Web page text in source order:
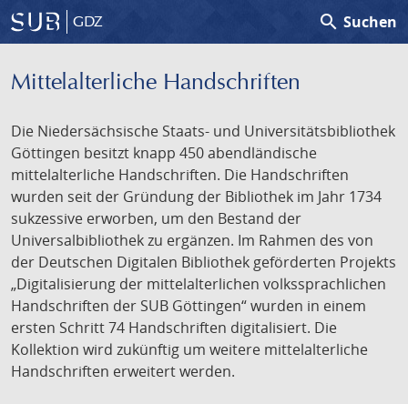
GDZ search Suchen
Mittelalterliche Handschriften
Die Niedersächsische Staats- und Universitätsbibliothek
Göttingen besitzt knapp 450 abendländische
mittelalterliche Handschriften. Die Handschriften
wurden seit der Gründung der Bibliothek im Jahr 1734
sukzessive erworben, um den Bestand der
Universalbibliothek zu ergänzen. Im Rahmen des von
der Deutschen Digitalen Bibliothek geförderten Projekts
„Digitalisierung der mittelalterlichen volkssprachlichen
Handschriften der SUB Göttingen“ wurden in einem
ersten Schritt 74 Handschriften digitalisiert. Die
Kollektion wird zukünftig um weitere mittelalterliche
Handschriften erweitert werden.